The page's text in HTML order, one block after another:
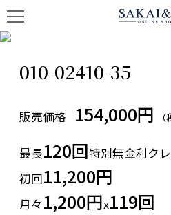
010-02410-35
販売価格 154,000円
最長120回特別無金利ク
初回11,200円
月々 1,200円x119回